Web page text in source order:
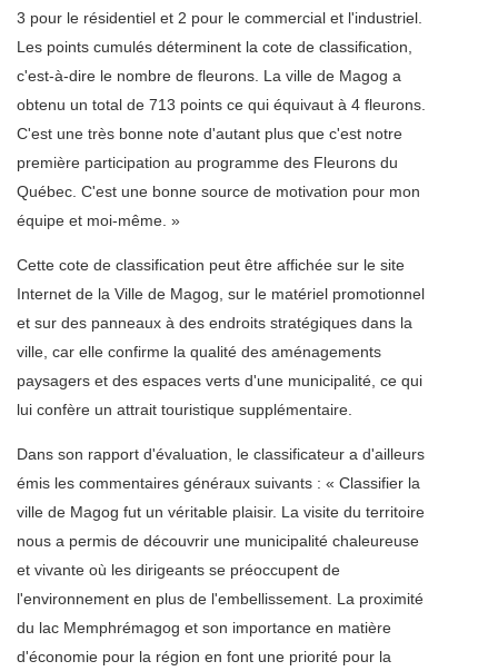
3 pour le résidentiel et 2 pour le commercial et l'industriel.
Les points cumulés déterminent la cote de classification,
c'est-à-dire le nombre de fleurons. La ville de Magog a
obtenu un total de 713 points ce qui équivaut à 4 fleurons.
C'est une très bonne note d'autant plus que c'est notre
première participation au programme des Fleurons du
Québec. C'est une bonne source de motivation pour mon
équipe et moi-même. »
Cette cote de classification peut être affichée sur le site
Internet de la Ville de Magog, sur le matériel promotionnel
et sur des panneaux à des endroits stratégiques dans la
ville, car elle confirme la qualité des aménagements
paysagers et des espaces verts d'une municipalité, ce qui
lui confère un attrait touristique supplémentaire.
Dans son rapport d'évaluation, le classificateur a d'ailleurs
émis les commentaires généraux suivants : « Classifier la
ville de Magog fut un véritable plaisir. La visite du territoire
nous a permis de découvrir une municipalité chaleureuse
et vivante où les dirigeants se préoccupent de
l'environnement en plus de l'embellissement. La proximité
du lac Memphrémagog et son importance en matière
d'économie pour la région en font une priorité pour la